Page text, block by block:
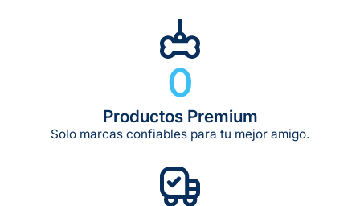
0
Productos Premium
Solo marcas confiables para tu mejor amigo.